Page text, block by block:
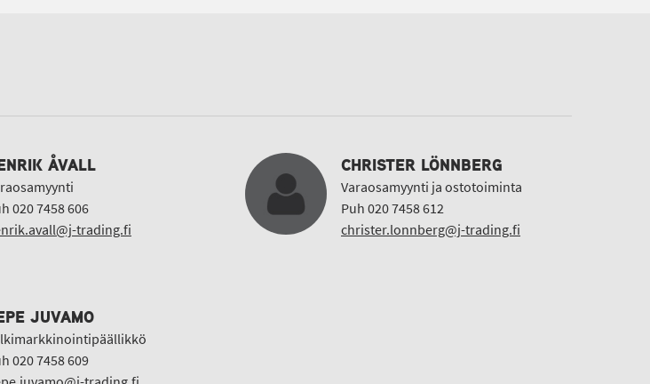
ÅVALL
020 7458 606
trading.fi
CHRISTER LÖNNBERG
Varaosamyynti ja ostotoiminta
Puh 020 7458 612
christer.lonnberg@j-trading.fi
JUVAMO
020 7458 609